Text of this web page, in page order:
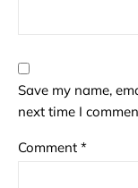
Save my name,
next time I
Comment *